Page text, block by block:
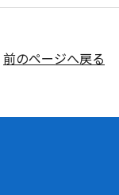
前のページへ戻る